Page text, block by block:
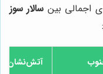
اجمالی بین سالار سوز
آتش‌نشان